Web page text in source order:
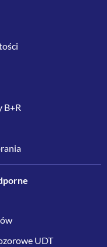
B+R
UDT